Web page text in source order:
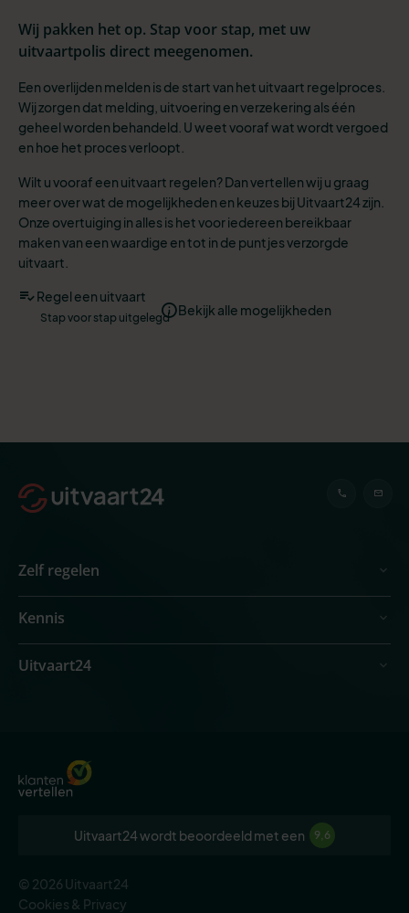
Wij pakken het op. Stap voor stap, met uw
uitvaartpolis direct meegenomen.
Een overlijden melden is de start van het uitvaart regelproces.
Wij zorgen dat melding, uitvoering en verzekering als één
geheel worden behandeld. U weet vooraf wat wordt vergoed
en hoe het proces verloopt.
Wilt u vooraf een uitvaart regelen? Dan vertellen wij u graag
meer over wat de mogelijkheden en keuzes bij Uitvaart24 zijn.
Onze overtuiging in alles is het voor iedereen bereikbaar
maken van een waardige en tot in de puntjes verzorgde
uitvaart.
Regel een uitvaart
Stap voor stap uitgelegd Bekijk alle mogelijkheden
Zelf regelen
Kennis
Uitvaart24
Uitvaart24 wordt beoordeeld met een 9,6
© 2026 Uitvaart24
Cookies & Privacy